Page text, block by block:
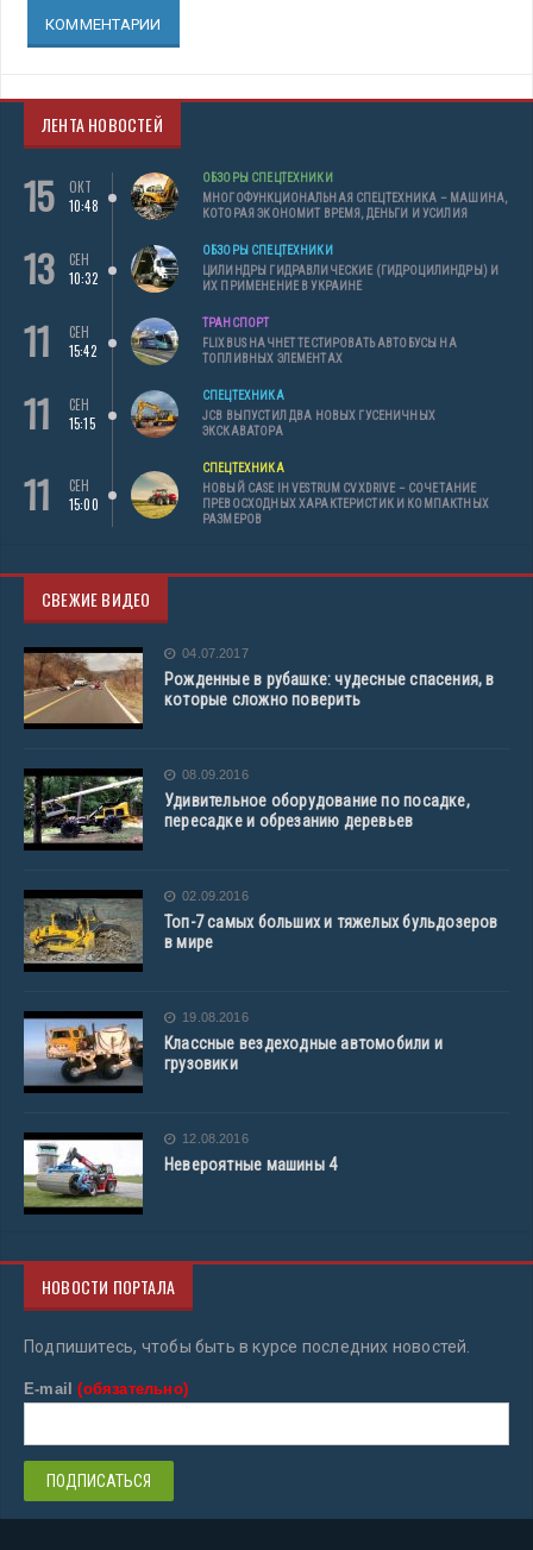
КОММЕНТАРИИ
ЛЕНТА НОВОСТЕЙ
15
ОКТ
10:48
ОБЗОРЫ СПЕЦТЕХНИКИ
МНОГОФУНКЦИОНАЛЬНАЯ СПЕЦТЕХНИКА – МАШИНА,
КОТОРАЯ ЭКОНОМИТ ВРЕМЯ, ДЕНЬГИ И УСИЛИЯ
13
СЕН
10:32
ОБЗОРЫ СПЕЦТЕХНИКИ
ЦИЛИНДРЫ ГИДРАВЛИЧЕСКИЕ (ГИДРОЦИЛИНДРЫ) И
ИХ ПРИМЕНЕНИЕ В УКРАИНЕ
11
СЕН
15:42
ТРАНСПОРТ
FLIXBUS НАЧНЕТ ТЕСТИРОВАТЬ АВТОБУСЫ НА
ТОПЛИВНЫХ ЭЛЕМЕНТАХ
11
СЕН
15:15
СПЕЦТЕХНИКА
JCB ВЫПУСТИЛ ДВА НОВЫХ ГУСЕНИЧНЫХ
ЭКСКАВАТОРА
11
СЕН
15:00
СПЕЦТЕХНИКА
НОВЫЙ CASE IH VESTRUM CVXDRIVE – СОЧЕТАНИЕ
ПРЕВОСХОДНЫХ ХАРАКТЕРИСТИК И КОМПАКТНЫХ
РАЗМЕРОВ
СВЕЖИЕ ВИДЕО
04.07.2017
Рожденные в рубашке: чудесные спасения, в
которые сложно поверить
08.09.2016
Удивительное оборудование по посадке,
пересадке и обрезанию деревьев
02.09.2016
Топ-7 самых больших и тяжелых бульдозеров
в мире
19.08.2016
Классные вездеходные автомобили и
грузовики
12.08.2016
Невероятные машины 4
НОВОСТИ ПОРТАЛА
Подпишитесь, чтобы быть в курсе последних новостей.
E-mail(обязательно)